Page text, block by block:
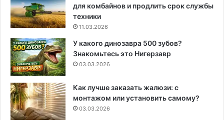
для комбайнов и продлить срок службы
техники
11.03.2026
У какого динозавра 500 зубов?
Знакомьтесь это Нигерзавр
03.03.2026
Как лучше заказать жалюзи: с
монтажом или установить самому?
03.03.2026